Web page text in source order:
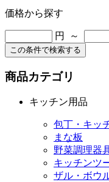
価格から探す
円 ～
この条件で検索する
商品カテゴリ
キッチン用品
包丁・キッ
まな板
野菜調理器
キッチンツ
ザル・ボウ